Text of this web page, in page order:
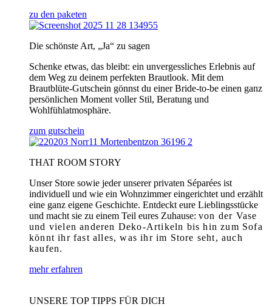
zu den paketen
Die schönste Art, „Ja“ zu sagen
Schenke etwas, das bleibt: ein unvergessliches Erlebnis auf
dem Weg zu deinem perfekten Brautlook. Mit dem
Brautblüte-Gutschein gönnst du einer Bride-to-be einen ganz
persönlichen Moment voller Stil, Beratung und
Wohlfühlatmosphäre.
zum gutschein
THAT ROOM STORY
Unser Store sowie jeder unserer privaten Séparées ist
individuell und wie ein Wohnzimmer eingerichtet und erzählt
eine ganz eigene Geschichte. Entdeckt eure Lieblingsstücke
und macht sie zu einem Teil eures Zuhause: von der Vase
und vielen anderen Deko-Artikeln bis hin zum Sofa
könnt ihr fast alles, was ihr im Store seht, auch
kaufen.
mehr erfahren
UNSERE TOP TIPPS FÜR DICH